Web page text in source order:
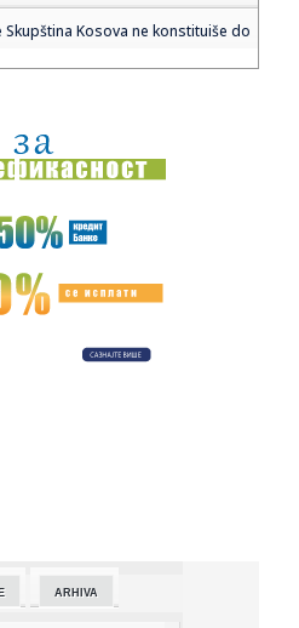
Kosova ne konstituiše do
nikada ne bi ginuo za
parku: Uginulo 16 slonova od
sa energentima u
Dudić jasan pred Zemun –
i prosledila ga na pozajmicu
ARHIVA